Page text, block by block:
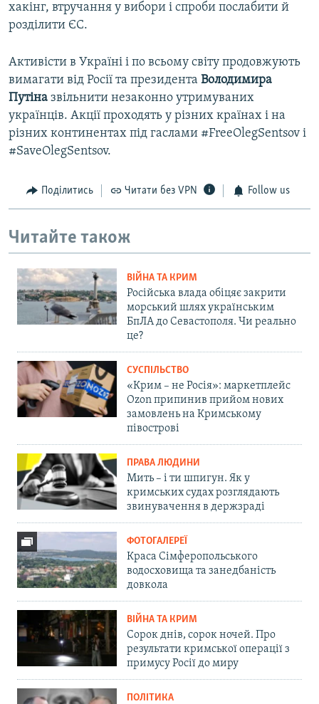
хакінг, втручання у вибори і спроби послабити й
розділити ЄС.
Активісти в Україні і по всьому світу продовжують
вимагати від Росії та президента Володимира
Путіна звільнити незаконно утримуваних
українців. Акції проходять у різних країнах і на
різних континентах під гаслами #FreeOlegSentsov і
#SaveOlegSentsov.
Поділитись Читати без VPN Follow us
Читайте також
ВІЙНА ТА КРИМ
Російська влада обіцяє закрити
морський шлях українським
БпЛА до Севастополя. Чи реально
це?
СУСПІЛЬСТВО
«Крим – не Росія»: маркетплейс
Ozon припинив прийом нових
замовлень на Кримському
півострові
ПРАВА ЛЮДИНИ
Мить – і ти шпигун. Як у
кримських судах розглядають
звинувачення в держзраді
ФОТОГАЛЕРЕЇ
Краса Сімферопольського
водосховища та занедбаність
довкола
ВІЙНА ТА КРИМ
Сорок днів, сорок ночей. Про
результати кримської операції з
примусу Росії до миру
ПОЛІТИКА